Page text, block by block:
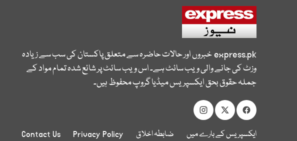
express.pkخبروں اور حالات حاضرہ سے متعلق پاکستان کی سب سے زیادہ
وزٹ کی جانے والی ویب سائٹ ہے۔ اس ویب سائٹ پر شائع شدہ تمام مواد کے
جملہ حقوق بحق ایکسپریس میڈیا گروپ محفوظ ہیں۔
ایکسپریس کے بارے میں ضابطہ اخلاق Privacy Policy
Contact Us